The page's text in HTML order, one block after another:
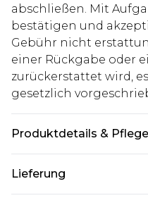
abschließen. Mit
bestätigen und
Gebühr nicht
einer Rückgabe oder
zurückerstattet wird,
gesetzlich
Produktdetails & Pflege
UK-Größe M/32
Lieferung